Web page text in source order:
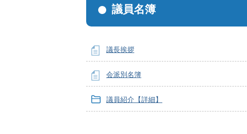
議員名簿
議長挨拶
会派別名簿
議員紹介【詳細】